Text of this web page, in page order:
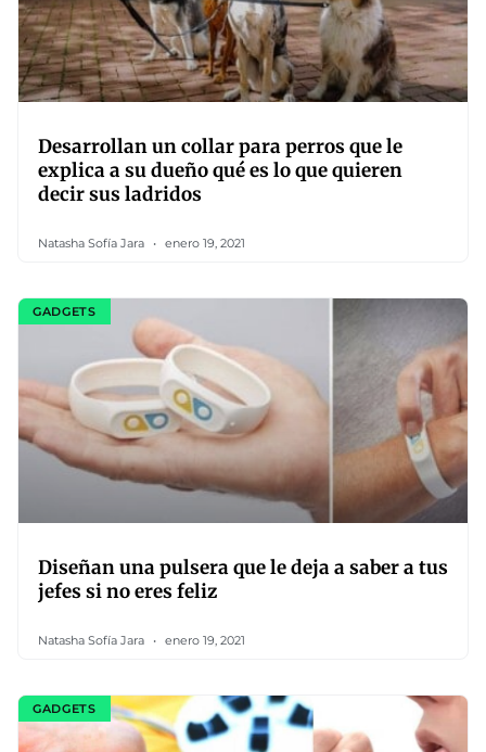
Desarrollan un collar para perros que le
explica a su dueño qué es lo que quieren
decir sus ladridos
Natasha Sofía Jara enero 19, 2021
GADGETS
Diseñan una pulsera que le deja a saber a tus
jefes si no eres feliz
Natasha Sofía Jara enero 19, 2021
GADGETS